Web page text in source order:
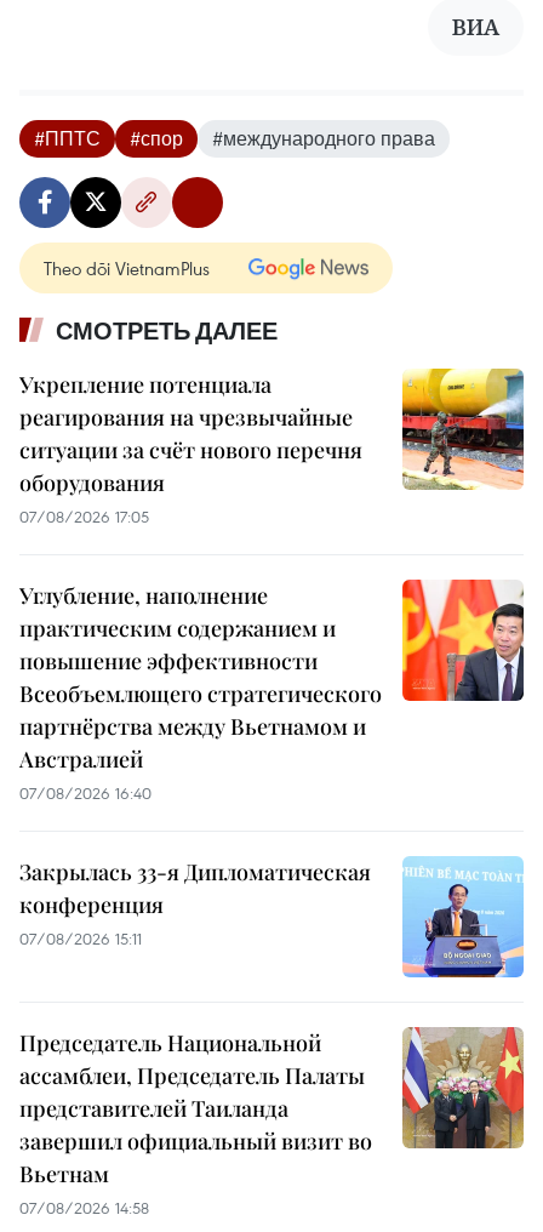
ВИА
#ППТС #спор #международного права
Theo dõi VietnamPlus
СМОТРЕТЬ ДАЛЕЕ
Укрепление потенциала
реагирования на чрезвычайные
ситуации за счёт нового перечня
оборудования
07/08/2026 17:05
Углубление, наполнение
практическим содержанием и
повышение эффективности
Всеобъемлющего стратегического
партнёрства между Вьетнамом и
Австралией
07/08/2026 16:40
Закрылась 33-я Дипломатическая
конференция
07/08/2026 15:11
Председатель Национальной
ассамблеи, Председатель Палаты
представителей Таиланда
завершил официальный визит во
Вьетнам
07/08/2026 14:58